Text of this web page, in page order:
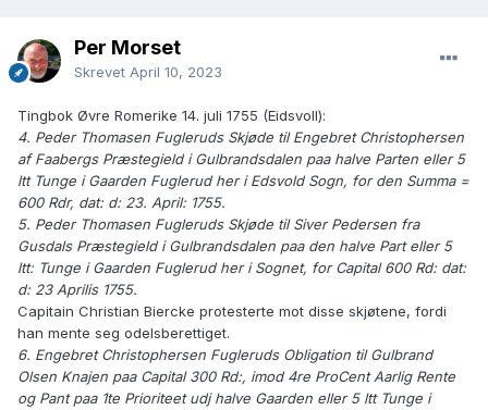
Per Morset
Skrevet April 10, 2023
Tingbok Øvre Romerike 14. juli 1755 (Eidsvoll):
4. Peder Thomasen Fugleruds Skjøde til Engebret Christophersen
af Faabergs Præstegield i Gulbrandsdalen paa halve Parten eller 5
ltt Tunge i Gaarden Fuglerud her i Edsvold Sogn, for den Summa =
600 Rdr, dat: d: 23. April: 1755.
5. Peder Thomasen Fugleruds Skjøde til Siver Pedersen fra
Gusdals Præstegield i Gulbrandsdalen paa den halve Part eller 5
ltt: Tunge i Gaarden Fuglerud her i Sognet, for Capital 600 Rd: dat:
d: 23 Aprilis 1755.
Capitain Christian Biercke protesterte mot disse skjøtene, fordi
han mente seg odelsberettiget.
6. Engebret Christophersen Fugleruds Obligation til Gulbrand
Olsen Knajen paa Capital 300 Rd:, imod 4re ProCent Aarlig Rente
og Pant paa 1te Prioriteet udj halve Gaarden eller 5 ltt Tunge i